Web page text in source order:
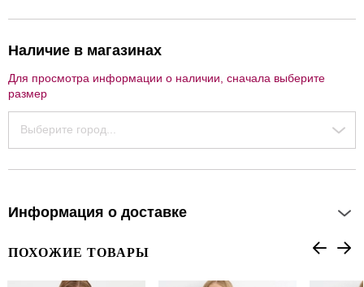
Наличие в магазинах
Для просмотра информации о наличии, сначала выберите
размер
Выберите город...
Информация о доставке
ПОХОЖИЕ ТОВАРЫ